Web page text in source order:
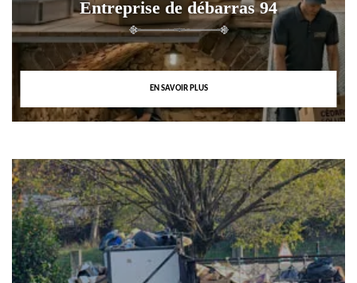
Entreprise de débarras 94
EN SAVOIR PLUS